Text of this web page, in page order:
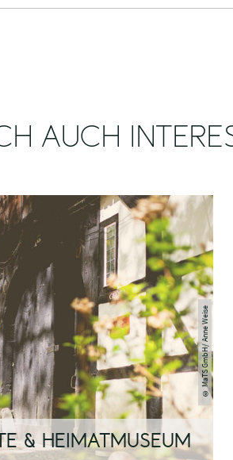
AUCH
& HEIMATMUSEUM
©
MaTS GmbH/ Anne Weise